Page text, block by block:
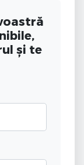
și te